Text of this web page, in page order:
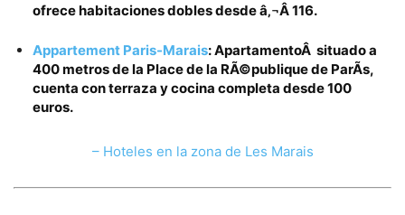
ofrece habitaciones dobles desdeâ‚¬Â 116.
Appartement Paris-Marais: ApartamentoÂ situado a
400 metros de la Place de la RÃ©publique de ParÃ­s,
cuenta con terraza y cocina completa desde100
euros.
– Hoteles en la zona de Les Marais